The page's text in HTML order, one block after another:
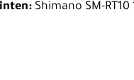
Shimano SM-RT10